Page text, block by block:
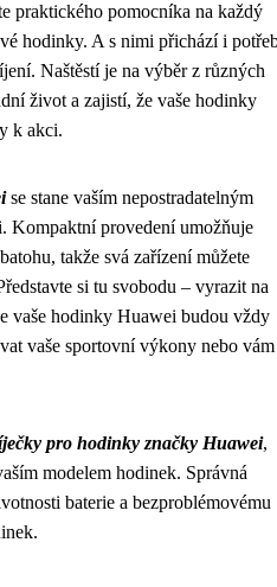
praktického pomocníka na každý
hodinky. A s nimi přichází i
Naštěstí je na výběr z různých
život a zajistí, že vaše hodinky
k akci.
se stane vaším nepostradatelným
Kompaktní provedení umožňuje
takže svá zařízení můžete
si tu svobodu – vyrazit na
vaše hodinky Huawei budou vždy
vaše sportovní výkony nebo vám
pro hodinky značky Huawei,
modelem hodinek. Správná
baterie a bezproblémovému